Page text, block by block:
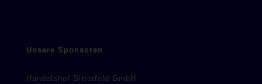
Unsere Sponsoren
Handelshof Bitterfeld GmbH